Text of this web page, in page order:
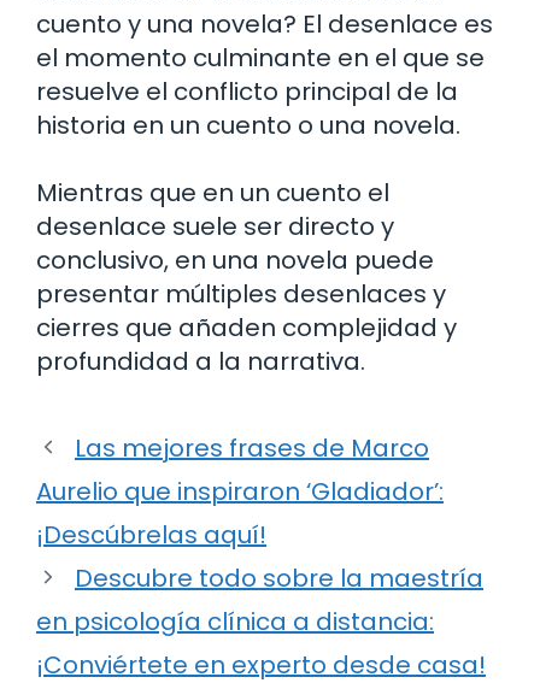
cuento y una novela? El desenlace es
el momento culminante en el que se
resuelve el conflicto principal de la
historia en un cuento o una novela.
Mientras que en un cuento el
desenlace suele ser directo y
conclusivo, en una novela puede
presentar múltiples desenlaces y
cierres que añaden complejidad y
profundidad a la narrativa.
Las mejores frases de Marco
Aurelio que inspiraron ‘Gladiador’:
¡Descúbrelas aquí!
Descubre todo sobre la maestría
en psicología clínica a distancia:
¡Conviértete en experto desde casa!